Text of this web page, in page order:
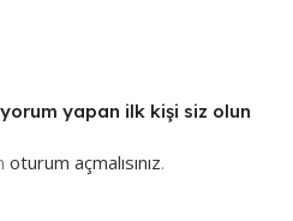
yapan ilk kişi siz olun
oturum açmalısınız.